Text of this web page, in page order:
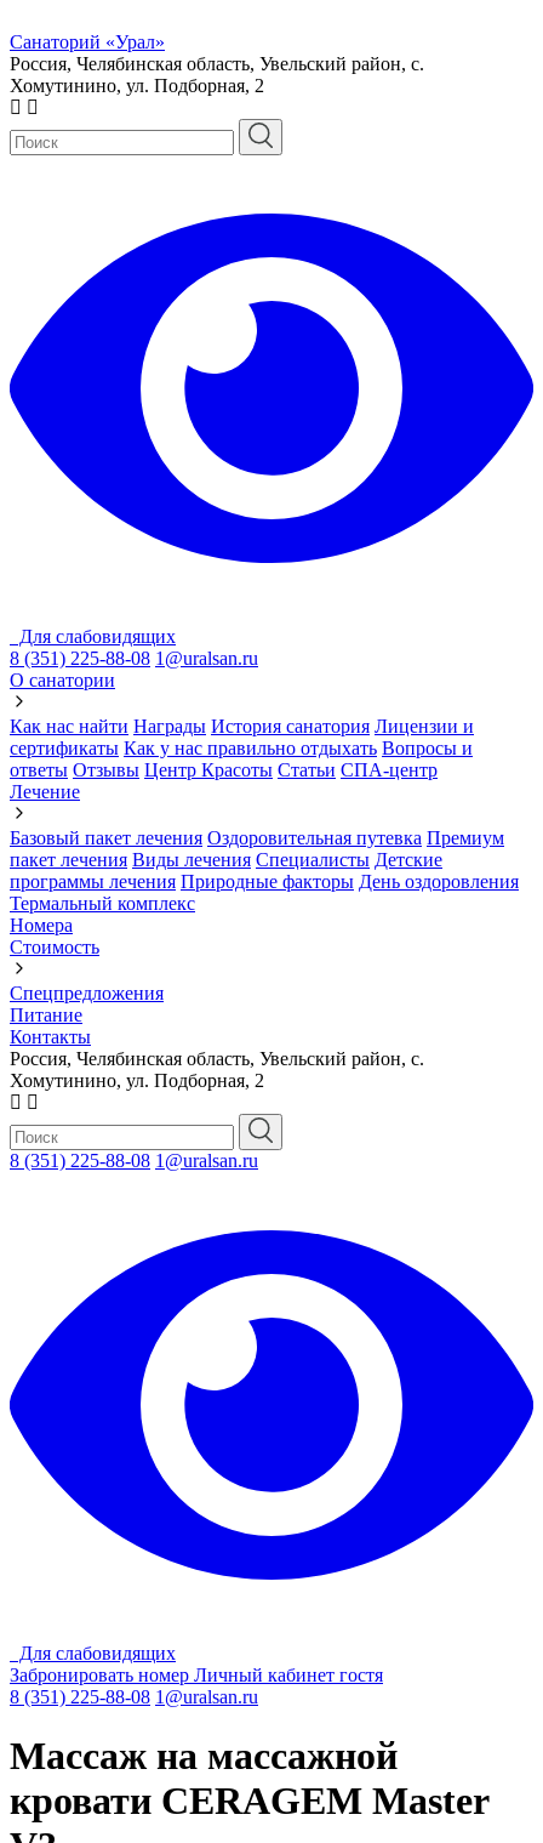
Санаторий «Урал»
Россия, Челябинская область, Увельский район, с.
Хомутинино, ул. Подборная, 2
Для слабовидящих
8 (351) 225-88-08 1@uralsan.ru
О санатории
Как нас найти Награды История санатория Лицензии и
сертификаты Как у нас правильно отдыхать Вопросы и
ответы Отзывы Центр Красоты Статьи СПА-центр
Лечение
Базовый пакет лечения Оздоровительная путевка Премиум
пакет лечения Виды лечения Cпециалисты Детские
программы лечения Природные факторы День оздоровления
Термальный комплекс
Номера
Стоимость
Спецпредложения
Питание
Контакты
Россия, Челябинская область, Увельский район, с.
Хомутинино, ул. Подборная, 2
8 (351) 225-88-08 1@uralsan.ru
Для слабовидящих
Забронировать номер Личный кабинет гостя
8 (351) 225-88-08 1@uralsan.ru
Массаж на массажной
кровати CERAGEM Master